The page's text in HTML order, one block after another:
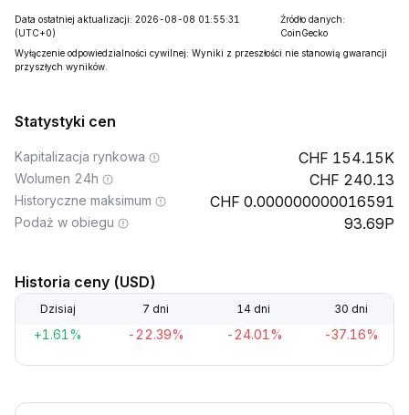
Data ostatniej aktualizacji: 2026-08-08 01:55:31
(UTC+0)
Źródło danych:
CoinGecko
Wyłączenie odpowiedzialności cywilnej: Wyniki z przeszłości nie stanowią gwarancji
przyszłych wyników.
Statystyki cen
Kapitalizacja rynkowa 154.15K
Wolumen 24h 240.13
Historyczne maksimum 0.000000000016591
Podaż w obiegu 93.69P
Historia ceny (USD)
Dzisiaj 7 dni 14 dni 30 dni
+1.61% -22.39% -24.01% -37.16%